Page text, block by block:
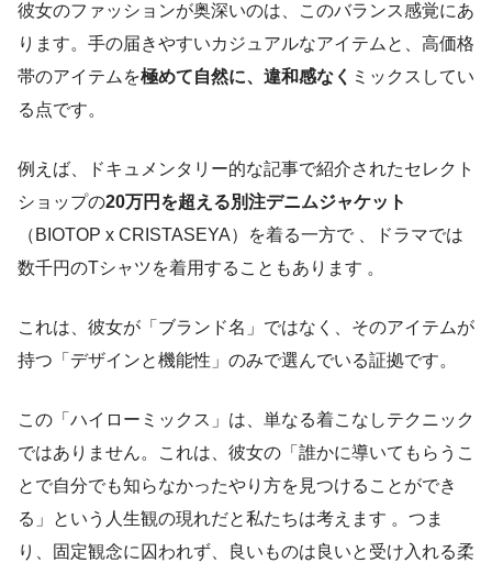
彼女のファッションが奥深いのは、このバランス感覚にあ
ります。手の届きやすいカジュアルなアイテムと、高価格
帯のアイテムを極めて自然に、違和感なく ミックスしてい
る点です。
例えば、ドキュメンタリー的な記事で紹介されたセレクト
ショップの20万円を超える別注デニムジャケット
（BIOTOP x CRISTASEYA）を着る一方で 、ドラマでは
数千円のTシャツを着用することもあります 。
これは、彼女が「ブランド名」ではなく、そのアイテムが
持つ「デザインと機能性」のみで選んでいる証拠です。
この「ハイローミックス」は、単なる着こなしテクニック
ではありません。これは、彼女の「誰かに導いてもらうこ
とで自分でも知らなかったやり方を見つけることができ
る」という人生観の現れだと私たちは考えます 。つま
り、固定観念に囚われず、良いものは良いと受け入れる柔